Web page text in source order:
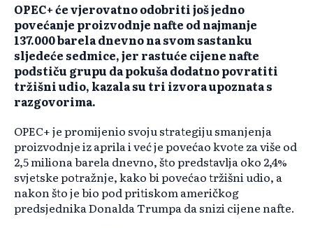
OPEC+ će vjerovatno odobriti još jedno
povećanje proizvodnje nafte od najmanje
137.000 barela dnevno na svom sastanku
sljedeće sedmice, jer rastuće cijene nafte
podstiču grupu da pokuša dodatno povratiti
tržišni udio, kazala su tri izvora upoznata s
razgovorima.
OPEC+ je promijenio svoju strategiju smanjenja
proizvodnje iz aprila i već je povećao kvote za više od
2,5 miliona barela dnevno, što predstavlja oko 2,4%
svjetske potražnje, kako bi povećao tržišni udio, a
nakon što je bio pod pritiskom američkog
predsjednika Donalda Trumpa da snizi cijene nafte.